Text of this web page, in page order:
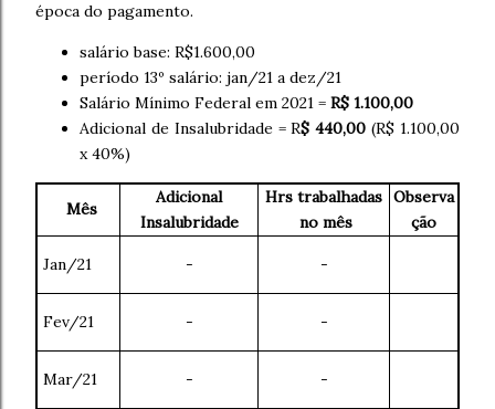
época do pagamento.
salário base: R$1.600,00
período 13º salário: jan/21 a dez/21
Salário Mínimo Federal em 2021 = R$ 1.100,00
Adicional de Insalubridade = R$ 440,00(R$ 1.100,00
x 40%)
Mês
Adicional
Insalubridade
Hrs trabalhadas
no mês
Observa
ção
Jan/21 - -
Fev/21 - -
Mar/21 - -